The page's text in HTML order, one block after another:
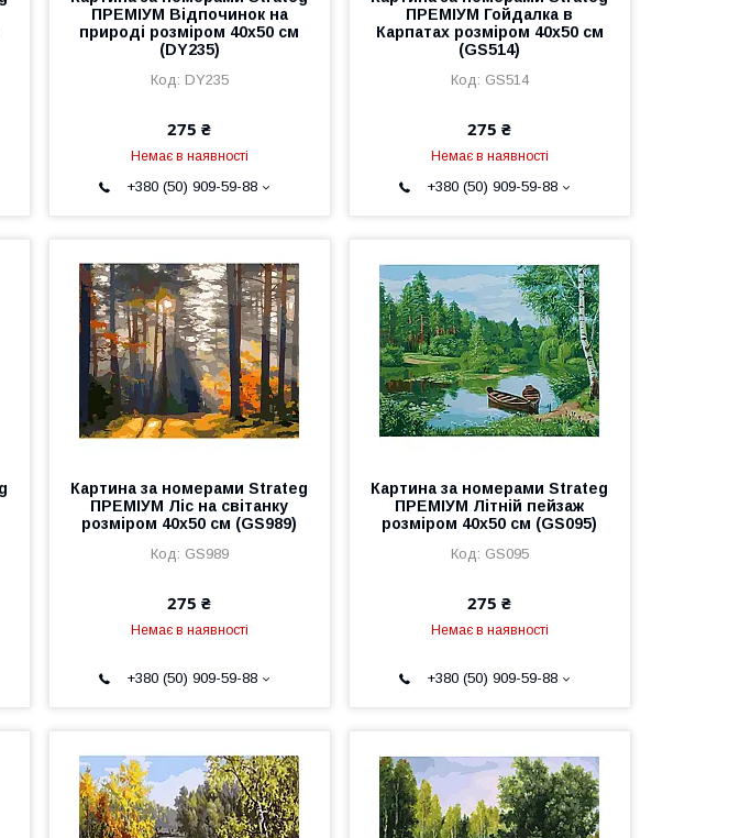
ПРЕМІУМ Відпочинок на
природі розміром 40х50 см
(DY235)
DY235
275 ₴
Немає в наявності
+380 (50) 909-59-88
ПРЕМІУМ Гойдалка в
Карпатах розміром 40х50 см
(GS514)
GS514
275 ₴
Немає в наявності
+380 (50) 909-59-88
Картина за номерами Strateg
ПРЕМІУМ Ліс на світанку
розміром 40х50 см (GS989)
GS989
275 ₴
Немає в наявності
+380 (50) 909-59-88
Картина за номерами Strateg
ПРЕМІУМ Літній пейзаж
розміром 40х50 см (GS095)
GS095
275 ₴
Немає в наявності
+380 (50) 909-59-88